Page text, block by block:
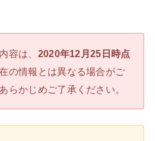
容は、 2020年12月25日時点
の情報とは異なる場合がご
らかじめご了承ください。